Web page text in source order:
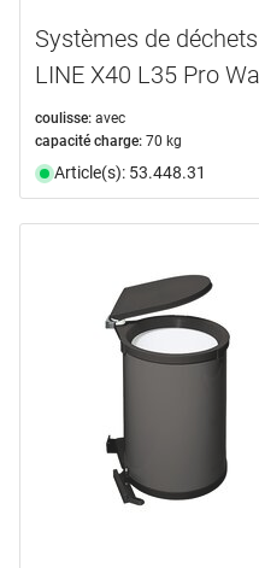
Systèmes de
LINE X40 L35 Pro
coulisse: avec
capacité charge: 70 kg
Article(s): 53.448.31